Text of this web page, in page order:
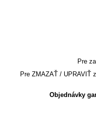
Pre
Pre ZMAZAŤ / UPRAVIŤ
Objednávky